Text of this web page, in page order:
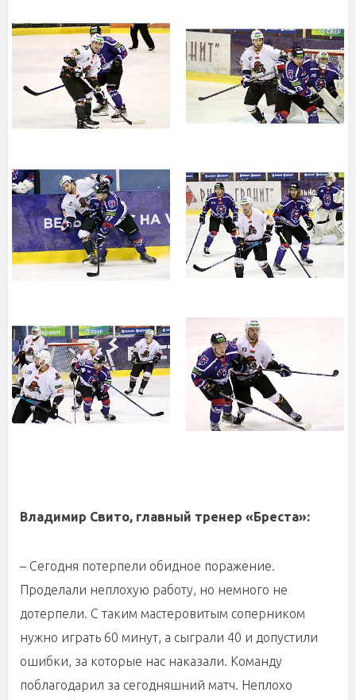
Владимир Свито, главный тренер «Бреста»:
– Сегодня потерпели обидное поражение.
Проделали неплохую работу, но немного не
дотерпели. С таким мастеровитым соперником
нужно играть 60 минут, а сыграли 40 и допустили
ошибки, за которые нас наказали. Команду
поблагодарил за сегодняшний матч. Неплохо